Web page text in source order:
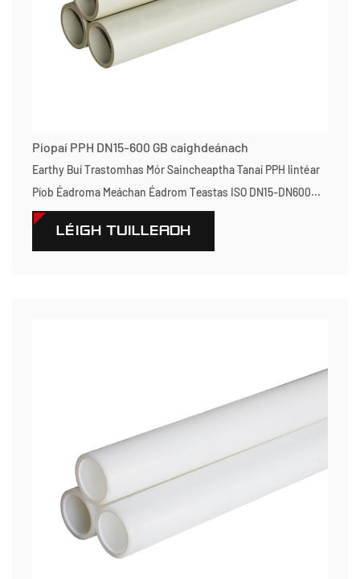
Píopaí PPH DN15-600 GB caighdeánach
Earthy Buí Trastomhas Mór Saincheaptha Tanaí PPH lintéar
Píob Éadroma Meáchan Éadrom Teastas ISO DN15-DN600...
LÉIGH TUILLEADH